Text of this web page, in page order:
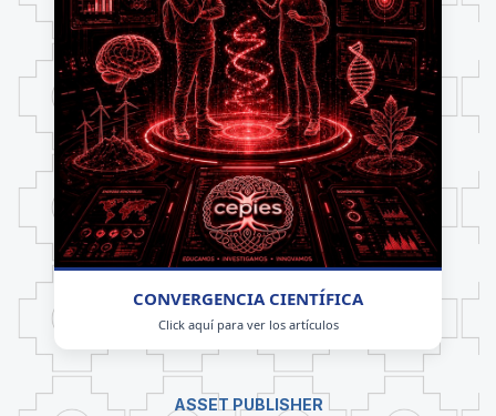
CONVERGENCIA CIENTÍFICA
Click aquí para ver los artículos
ASSET PUBLISHER